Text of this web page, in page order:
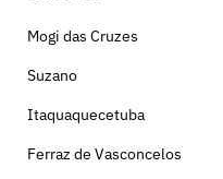
Mogi das Cruzes
Suzano
Itaquaquecetuba
Ferraz de Vasconcelos